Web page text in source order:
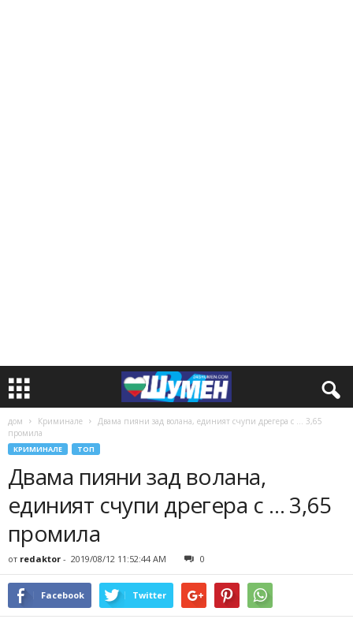
дом Криминале
Двама пияни зад волана, единият счупи дрегера с … 3,65
промила
КРИМИНАЛЕ ТОП
Двама пияни зад волана,
единият счупи дрегера с … 3,65
промила
от redaktor - 2019/08/12 11:52:44 AM 0
Facebook Twitter